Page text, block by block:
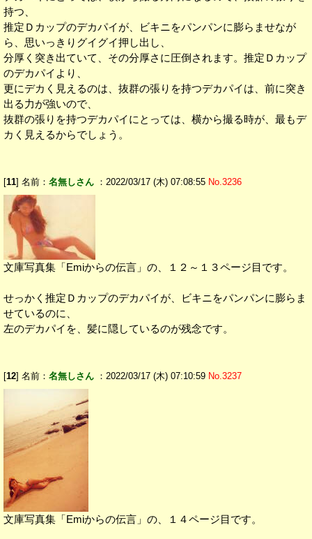
持つ、
推定Ｄカップのデカパイが、ビキニをパンパンに膨らませなが
ら、思いっきりグイグイ押し出し、
分厚く突き出ていて、その分厚さに圧倒されます。推定Ｄカップ
のデカパイより、
更にデカく見えるのは、抜群の張りを持つデカパイは、前に突き
出る力が強いので、
抜群の張りを持つデカパイにとっては、横から撮る時が、最もデ
カく見えるからでしょう。
[11] 名前： 名無しさん ：2022/03/17 (木) 07:08:55 No.3236
文庫写真集「Emiからの伝言」の、１２～１３ページ目です。
せっかく推定Ｄカップのデカパイが、ビキニをパンパンに膨らま
せているのに、
左のデカパイを、髪に隠しているのが残念です。
[12] 名前： 名無しさん ：2022/03/17 (木) 07:10:59 No.3237
文庫写真集「Emiからの伝言」の、１４ページ目です。